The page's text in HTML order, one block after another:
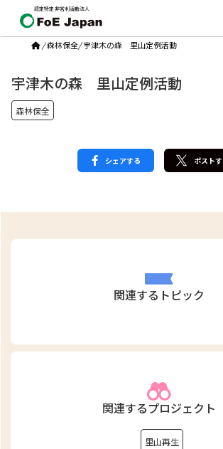
認定特定非営利活動法人
/森林保全/ 宇津木の森 里山定例活動
宇津木の森 里山定例活動
森林保全
シェアする ポスト
関連するトピック
関連するプロジェクト
里山再生